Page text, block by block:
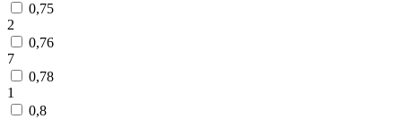
0,75
2
0,76
7
0,78
1
0,8